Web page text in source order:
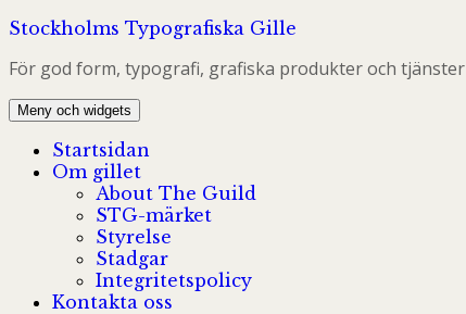
Hoppa
innehåll
Stockholms Typografiska Gille
För god form, typografi, grafiska produkter och tjänster
Meny och widgets
Startsidan
Om gillet
About The Guild
STG-märket
Styrelse
Stadgar
Integritetspolicy
Kontakta oss